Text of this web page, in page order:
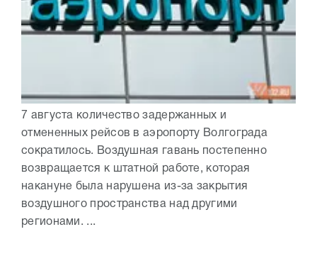
7 августа количество задержанных и
отмененных рейсов в аэропорту Волгограда
сократилось. Воздушная гавань постепенно
возвращается к штатной работе, которая
накануне была нарушена из-за закрытия
воздушного пространства над другими
регионами. ...